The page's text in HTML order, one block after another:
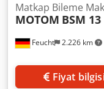
Feucht 2.226 km
Matkap Bileme
MOTOM BSM 13
Fiyat